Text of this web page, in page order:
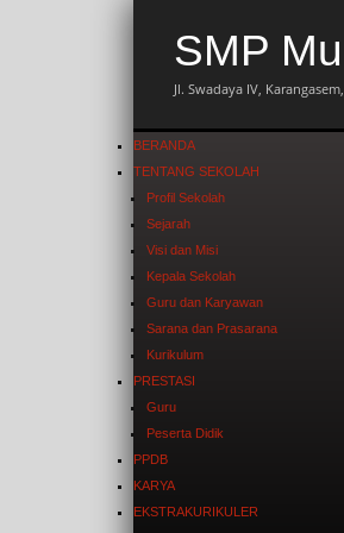
SMP
Jl. Swadaya IV,
BERANDA
TENTANG SEKOLAH
Profil Sekolah
Sejarah
Visi dan Misi
Kepala Sekolah
Guru dan Karyawan
Sarana dan Prasarana
Kurikulum
PRESTASI
Guru
Peserta Didik
PPDB
KARYA
EKSTRAKURIKULER